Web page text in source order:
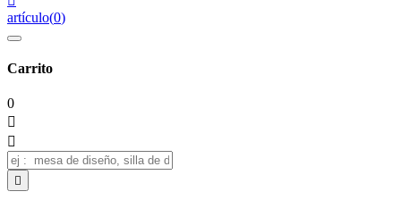
artículo(0)
Carrito
0


